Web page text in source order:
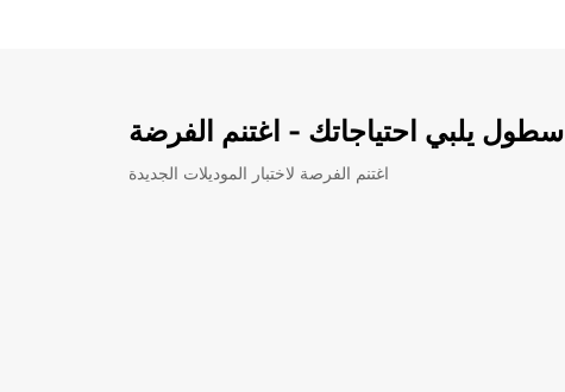
اسطول يلبي احتياجاتك - اغتنم الفرضة
اغتنم الفرصة لاختبار الموديلات الجديدة